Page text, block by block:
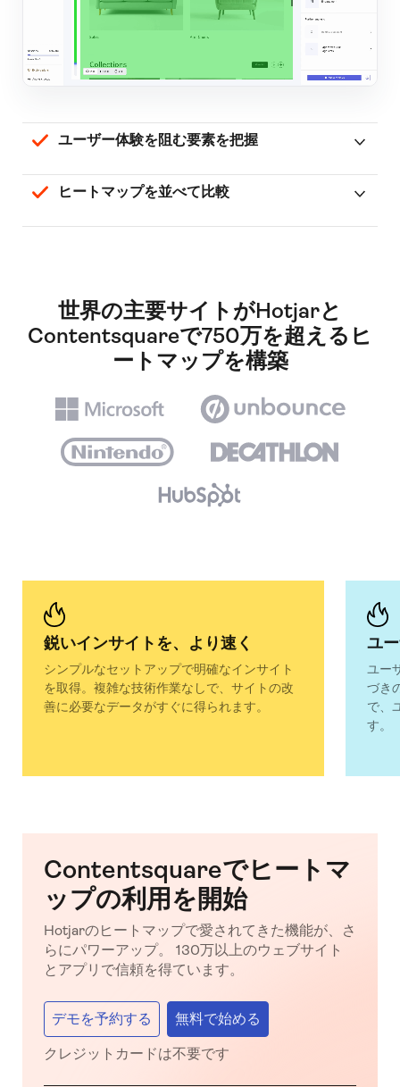
ユーザー体験を阻む要素を把握
ヒートマップを並べて比較
世界の主要サイトがHotjarと
Contentsquareで750万を超えるヒ
ートマップを構築
鋭いインサイトを、より速く
シンプルなセットアップで明確なインサイト
を取得。複雑な技術作業なしで、サイトの改
善に必要なデータがすぐに得られます。
ユ
ユー
づき
で、
す。
Contentsquareでヒートマ
ップの利用を開始
Hotjarのヒートマップで愛されてきた機能が、さ
らにパワーアップ。 130万以上のウェブサイト
とアプリで信頼を得ています。
デモを予約する 無料で始める
クレジットカードは不要です